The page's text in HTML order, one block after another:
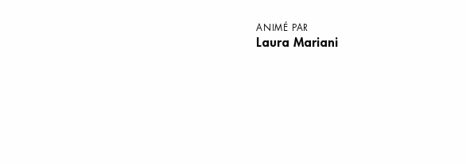
ANIMÉ PAR
Laura Mariani